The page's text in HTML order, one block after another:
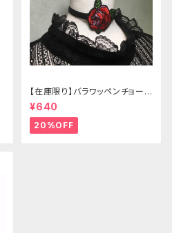
【在庫限り】バラワッペンチョーカ
ー
¥640
20%OFF